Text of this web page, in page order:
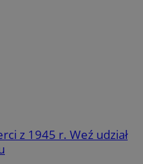
z 1945 r. Weź udział